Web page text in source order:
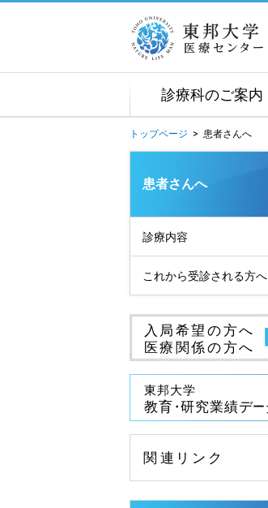
診療科のご案内
トップページ > 患者さんへ
患者さんへ
診療内容
これから受診される方へ